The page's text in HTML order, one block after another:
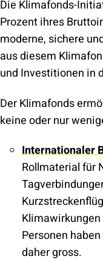
Die Klimafonds-
Prozent ihres
moderne, sichere
aus diesem
und Investitionen in
Der Klimafonds
keine oder nur
Internationaler
Rollmaterial für
Personen
daher gross.